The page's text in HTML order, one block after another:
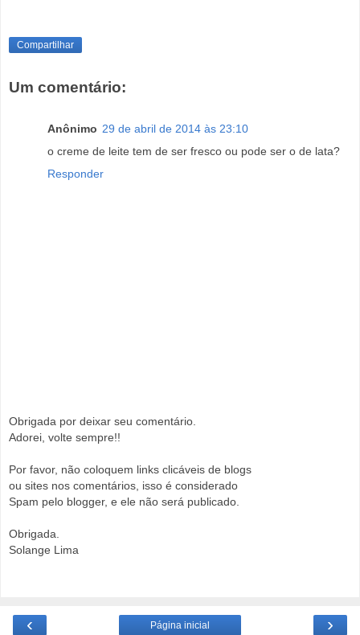
Compartilhar
Um comentário:
Anônimo 29 de abril de 2014 às 23:10
o creme de leite tem de ser fresco ou pode ser o de lata?
Responder
Obrigada por deixar seu comentário.
Adorei, volte sempre!!
Por favor, não coloquem links clicáveis de blogs
ou sites nos comentários, isso é considerado
Spam pelo blogger, e ele não será publicado.
Obrigada.
Solange Lima
‹ ›
Página inicial